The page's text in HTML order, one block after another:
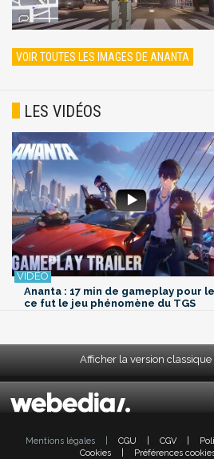
VOIR TOUTES LES IMAGES DE ANANTA
LES VIDÉOS
Ananta : 17 min de gameplay pour
ce fut le jeu phénomène du TGS
Afficher la version
Mentions légales CGU CGV
Cookies
Préférences